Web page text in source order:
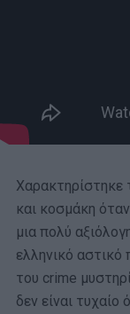
Χαρακτηρίστηκε
και κοσμάκη
μια πολύ
ελληνικό αστικό
του crime
δεν είναι τυχαίο